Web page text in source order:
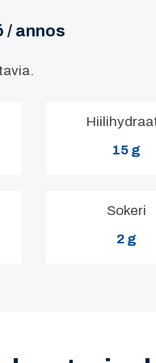
/ annos
15 g
Sokeri
2 g